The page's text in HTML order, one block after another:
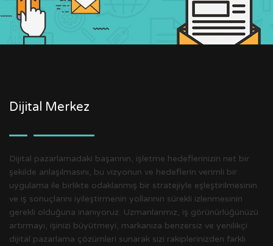
Dijital Merkez
Dijital pazarlamadaki başarının, işletme hedeflerinizin net bir
şekilde anlaşılmasını, bu vizyonun ve hedeflerin verimli bir
uygulama ile birlikte odaklanmış bir stratejiyle eşleştirilmesinin
ve iş sonuçlarını iyileştirmenin yollarının sürekli izlenmesinin
gerekli olduğuna inanıyoruz. Uzmanlarımız, iş görünürlüğünüzü
artırmayı, işinizi büyütmeyi, markanıza benzersiz ve yenilikçi
dijital pazarlama çözümleri sunarak sizi rakiplerinizden farklı